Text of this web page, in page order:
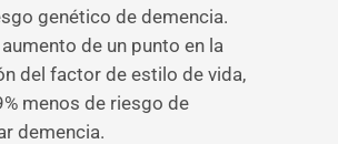
genético de demencia.
de un punto en la
del factor de estilo de vida,
menos de riesgo de
demencia.